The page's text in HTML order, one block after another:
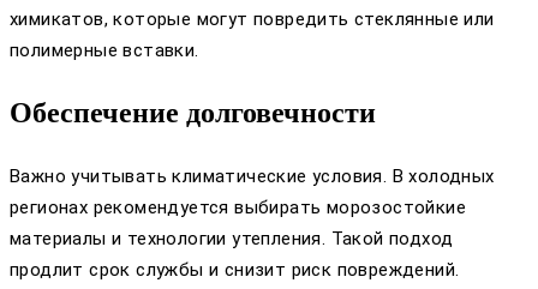
химикатов, которые могут повредить стеклянные или
полимерные вставки.
Обеспечение долговечности
Важно учитывать климатические условия. В холодных
регионах рекомендуется выбирать морозостойкие
материалы и технологии утепления. Такой подход
продлит срок службы и снизит риск повреждений.